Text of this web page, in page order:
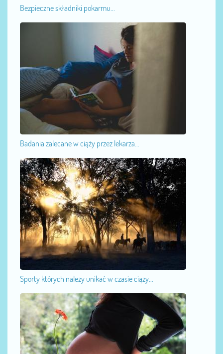
Bezpieczne składniki pokarmu...
Badania zalecane w ciąży przez lekarza...
Sporty których należy unikać w czasie ciąży...